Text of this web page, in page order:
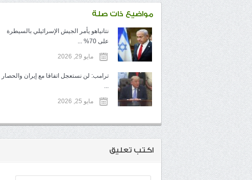
مواضيع ذات صلة
نتانياهو يأمر الجيش الإسرائيلي بالسيطرة
على 70% ...
مايو 29, 2026
ترامب: لن نستعجل اتفاقا مع إيران والحصار
...
مايو 25, 2026
اكتب تعليق